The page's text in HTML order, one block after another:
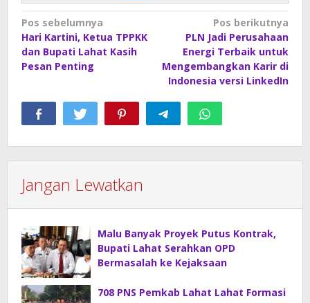
Navigasi
pos
Pos sebelumnya
Hari Kartini, Ketua TPPKK
dan Bupati Lahat Kasih
Pesan Penting
Pos berikutnya
PLN Jadi Perusahaan
Energi Terbaik untuk
Mengembangkan Karir di
Indonesia versi LinkedIn
Jangan Lewatkan
Malu Banyak Proyek Putus Kontrak,
Bupati Lahat Serahkan OPD
Bermasalah ke Kejaksaan
708 PNS Pemkab Lahat Lahat Formasi